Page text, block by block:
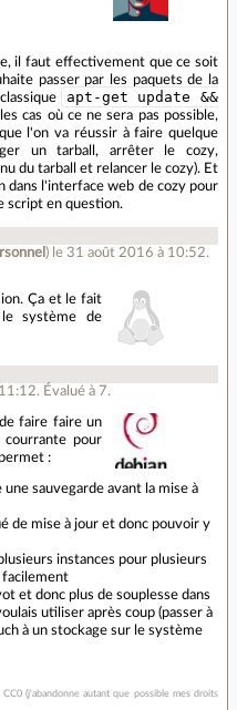
il faut effectivement que ce soit
passer par les paquets de la
apt-get update &&
cas où ce ne sera pas possible,
l'on va réussir à faire quelque
un tarball, arrêter le cozy,
du tarball et relancer le cozy). Et
dans l'interface web de cozy pour
script en question.
) le 31 août 2016 à 10:52.
Ça et le fait
système de
. Évalué à 7.
faire faire un
courrante pour
:
sauvegarde avant la mise à
de mise à jour et donc pouvoir y
instances pour plusieurs
et donc plus de souplesse dans
utiliser après coup (passer à
à un stockage sur le système
(j'abandonne autant que possible mes droits